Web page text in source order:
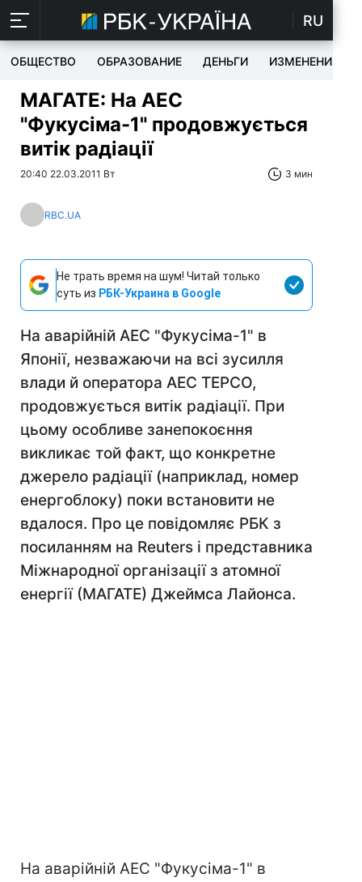
RU
ОБЩЕСТВО ОБРАЗОВАНИЕ ДЕНЬГИ ИЗМЕНЕНИЯ
МАГАТЕ: На АЕС
"Фукусіма-1" продовжується
витік радіації
20:40 22.03.2011 Вт 3 мин
RBC.UA
Не трать время на шум! Читай только
суть из РБК-Украина в Google
На аварійній АЕС "Фукусіма-1" в
Японії, незважаючи на всі зусилля
влади й оператора АЕС TEPCO,
продовжується витік радіації. При
цьому особливе занепокоєння
викликає той факт, що конкретне
джерело радіації (наприклад, номер
енергоблоку) поки встановити не
вдалося. Про це повідомляє РБК з
посиланням на Reuters і представника
Міжнародної організації з атомної
енергії (МАГАТЕ) Джеймса Лайонса.
На аварійній АЕС "Фукусіма-1" в